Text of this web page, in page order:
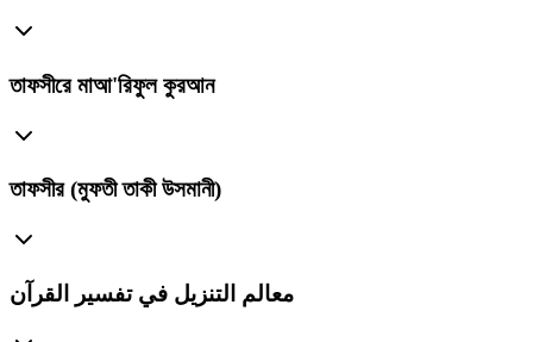
তাফসীরে মাআ'রিফুল কুরআন
তাফসীর (মুফতী তাকী উসমানী)
معالم التنزيل في تفسير القرآن